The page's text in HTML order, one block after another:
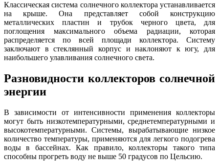
Классическая система солнечного коллектора устанавливается
на крыше. Она представляет собой конструкцию
металлических пластин и трубок черного цвета, для
поглощения максимального объема радиации, которая
распределяется по всей площади коллектора. Систему
заключают в стеклянный корпус и наклоняют к югу, для
наибольшего улавливания солнечного света.
Разновидности коллекторов солнечной
энергии
В зависимости от интенсивности применения коллекторы
могут быть низкотемпературными, среднетемпературными и
высокотемпературными. Системы, вырабатывающие низкое
количество температуры, применяются для легкого подогрева
воды в бассейнах. Как правило, коллекторы такого типа
способны прогреть воду не выше 50 градусов по Цельсию.